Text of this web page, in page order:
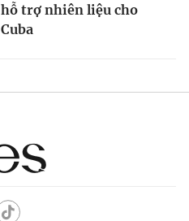
hỗ trợ nhiên liệu cho
Cuba